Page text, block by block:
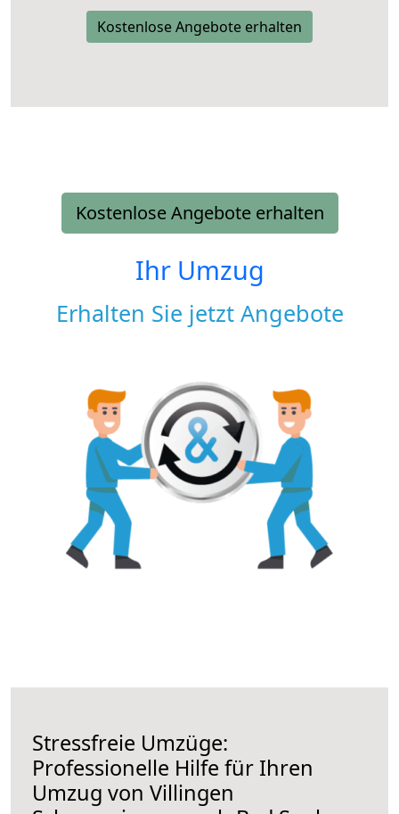
Kostenlose Angebote erhalten
Kostenlose Angebote erhalten
Ihr Umzug
Erhalten Sie jetzt Angebote
Stressfreie Umzüge:
Professionelle Hilfe für Ihren
Umzug von Villingen